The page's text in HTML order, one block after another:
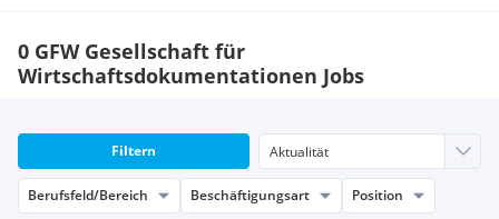
0 GFW Gesellschaft für
Wirtschaftsdokumentationen Jobs
Filtern
Berufsfeld/Bereich Beschäftigungsart Position